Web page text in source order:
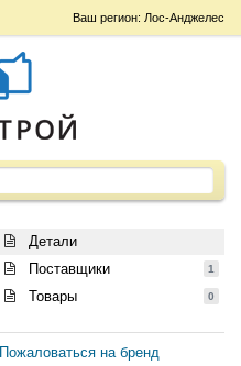
Ваш регион: Лос-Анджелес
Детали
Поставщики
1
Товары 0
Пожаловаться на бренд